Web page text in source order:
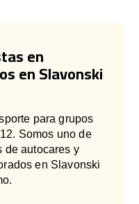
en
en Slavonski
para grupos
Somos uno de
de autocares y
en Slavonski